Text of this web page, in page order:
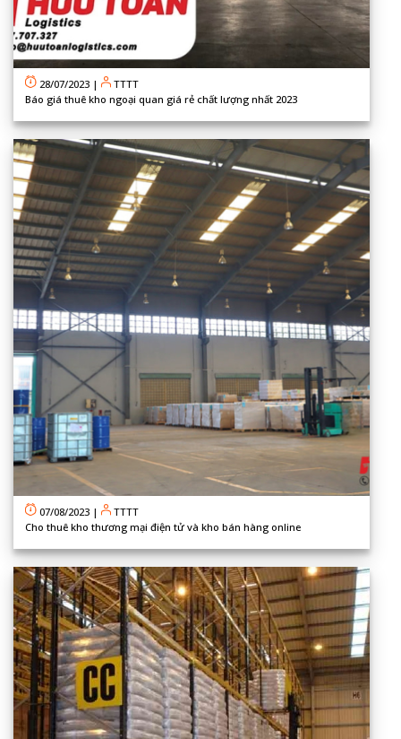
28/07/2023 |
TTTT
Báo giá thuê kho ngoại quan giá rẻ chất lượng nhất 2023
07/08/2023 |
TTTT
Cho thuê kho thương mại điện tử và kho bán hàng online